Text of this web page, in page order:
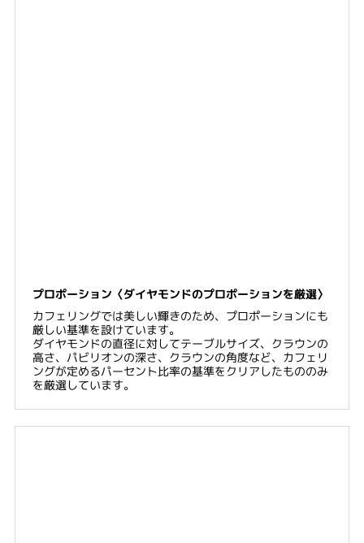
プロポーション〈ダイヤモンドのプロポーションを厳選〉
カフェリングでは美しい輝きのため、プロポーションにも
厳しい基準を設けています。
ダイヤモンドの直径に対してテーブルサイズ、クラウンの
高さ、パビリオンの深さ、クラウンの角度など、カフェリ
ングが定めるパーセント比率の基準をクリアしたもののみ
を厳選しています。